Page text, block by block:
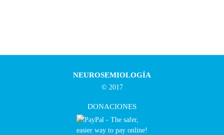
NEUROSEMIOLOGÍA
© 2017
DONACIONES